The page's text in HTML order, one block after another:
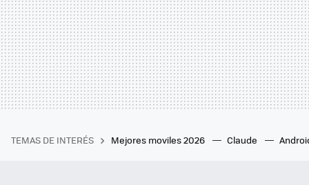
TEMAS DE INTERÉS Mejores moviles 2026 Claude